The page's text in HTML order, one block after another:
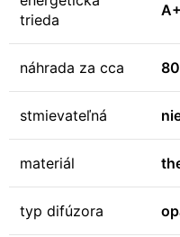
trieda
A+
náhrada za cca
stmievateľná
materiál
typ difúzora